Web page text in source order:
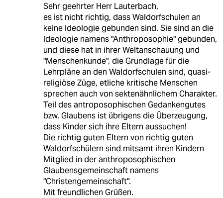
Sehr geehrter Herr Lauterbach,
es ist nicht richtig, dass Waldorfschulen an
keine Ideologie gebunden sind. Sie sind an die
Ideologie namens "Anthroposophie" gebunden,
und diese hat in ihrer Weltanschauung und
"Menschenkunde", die Grundlage für die
Lehrpläne an den Waldorfschulen sind, quasi-
religiöse Züge, etliche kritische Menschen
sprechen auch von sektenähnlichem Charakter.
Teil des antroposophischen Gedankengutes
bzw. Glaubens ist übrigens die Überzeugung,
dass Kinder sich ihre Eltern aussuchen!
Die richtig guten Eltern von richtig guten
Waldorfschülern sind mitsamt ihren Kindern
Mitglied in der anthroposophischen
Glaubensgemeinschaft namens
"Christengemeinschaft".
Mit freundlichen Grüßen.